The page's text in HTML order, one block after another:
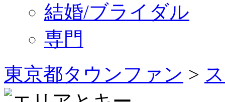
結婚/ブライダル
専門
東京都タウンファン >